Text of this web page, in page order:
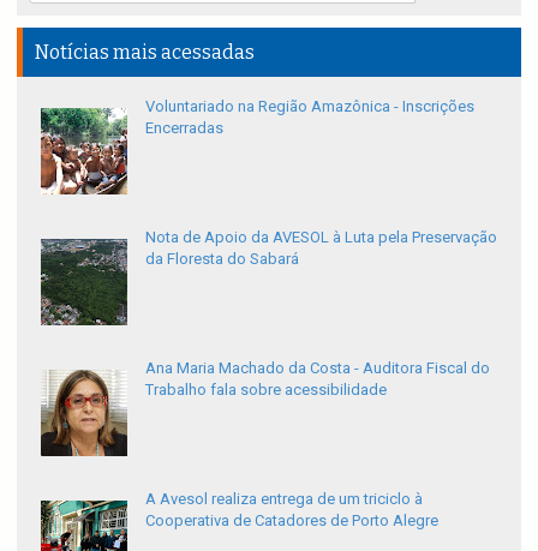
Notícias mais acessadas
Voluntariado na Região Amazônica - Inscrições
Encerradas
Nota de Apoio da AVESOL à Luta pela Preservação
da Floresta do Sabará
Ana Maria Machado da Costa - Auditora Fiscal do
Trabalho fala sobre acessibilidade
A Avesol realiza entrega de um triciclo à
Cooperativa de Catadores de Porto Alegre